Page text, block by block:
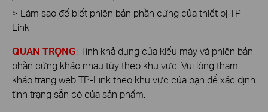
> Làm sao để biết phiên bản phần cứng của thiết bị TP-
Link
QUAN TRỌNG: Tính khả dụng của kiểu máy và phiên bản
phần cứng khác nhau tùy theo khu vực. Vui lòng tham
khảo trang web TP-Link theo khu vực của bạn để xác định
tình trạng sẵn có của sản phẩm.